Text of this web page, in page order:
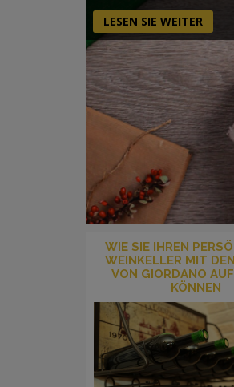
LESEN SIE WEITER
WIE SIE IHREN
WEINKELLER MIT
VON GIORDANO
KÖNNEN